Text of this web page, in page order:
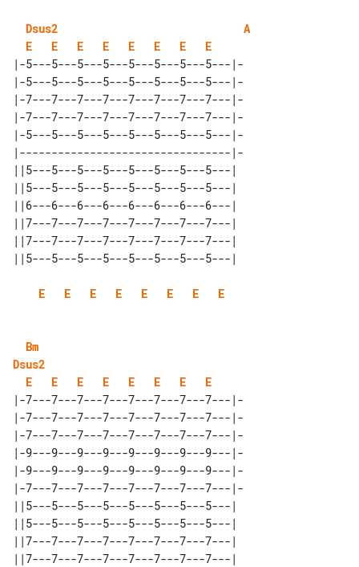
Dsus2
A
E
E E E E E E
E
|-5---5---5---5---5---5---5---5---|-
|-5---5---5---5---5---5---5---5---|-
|-7---7---7---7---7---7---7---7---|-
|-7---7---7---7---7---7---7---7---|-
|-5---5---5---5---5---5---5---5---|-
|---------------------------------|-
||5---5---5---5---5---5---5---5---|
||5---5---5---5---5---5---5---5---|
||6---6---6---6---6---6---6---6---|
||7---7---7---7---7---7---7---7---|
||7---7---7---7---7---7---7---7---|
E E E E E E E E
Bm
Dsus2
E
E E E E E E
E
|-7---7---7---7---7---7---7---7---|-
|-7---7---7---7---7---7---7---7---|-
|-7---7---7---7---7---7---7---7---|-
|-9---9---9---9---9---9---9---9---|-
|-9---9---9---9---9---9---9---9---|-
|-7---7---7---7---7---7---7---7---|-
||5---5---5---5---5---5---5---5---|
||5---5---5---5---5---5---5---5---|
||7---7---7---7---7---7---7---7---|
||7---7---7---7---7---7---7---7---|